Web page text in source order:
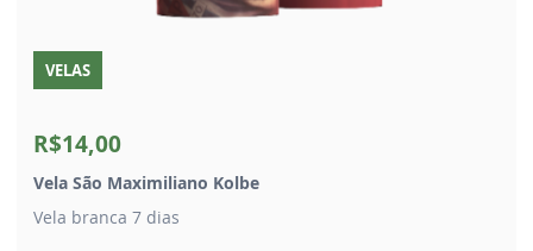
VELAS
R$14,00
Vela São Maximiliano Kolbe
Vela branca 7 dias